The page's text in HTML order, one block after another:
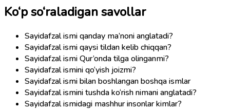
Ko‘p so‘raladigan savollar
Sayidafzal ismi qanday ma’noni anglatadi?
Sayidafzal ismi qaysi tildan kelib chiqqan?
Sayidafzal ismi Qur’onda tilga olinganmi?
Sayidafzal ismini qo‘yish joizmi?
Sayidafzal ismi bilan boshlangan boshqa ismlar
Sayidafzal ismini tushda ko‘rish nimani anglatadi?
Sayidafzal ismidagi mashhur insonlar kimlar?